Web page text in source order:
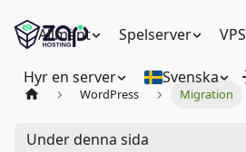
Allmänt Spelserver VPS
Hyr en server Svenska
WordPress Migration
Under denna sida